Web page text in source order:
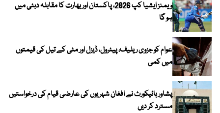
ویمنز ایشیا کپ 2026، پاکستان اور بھارت کا مقابلہ دبئی میں
ہو گا
عوام کو جزوی ریلیف، پیٹرول، ڈیزل اور مٹی کے تیل کی قیمتوں
میں کمی
پشاور ہائیکورٹ نے افغان شہریوں کی عارضی قیام کی درخواستیں
مسترد کر دیں